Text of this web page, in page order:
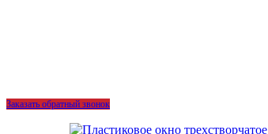
Заказать обратный звонок